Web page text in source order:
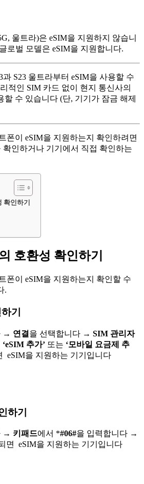
울트라)은 eSIM을 지원하지 않습니
로벌 모델은 eSIM을 지원합니다.
S23 울트라부터 eSIM을 사용할 수
적인 SIM 카드 없이 현지 통신사의
수 있습니다 (단, 기기가 잠금 해제
폰이 eSIM을 지원하는지 확인하려면
확인하거나 기기에서 직접 확인하는
확인하기
호환성 확인하기
폰이 eSIM을 지원하는지 확인할 수
.
기
→ 연결 을 선택합니다 → SIM 관리자
추가’ 또는 ‘모바일 요금제 추
eSIM을 지원하는 기기입니다
하기
→ 키패드에서 *#06#을 입력합니다 →
면 eSIM을 지원하는 기기입니다